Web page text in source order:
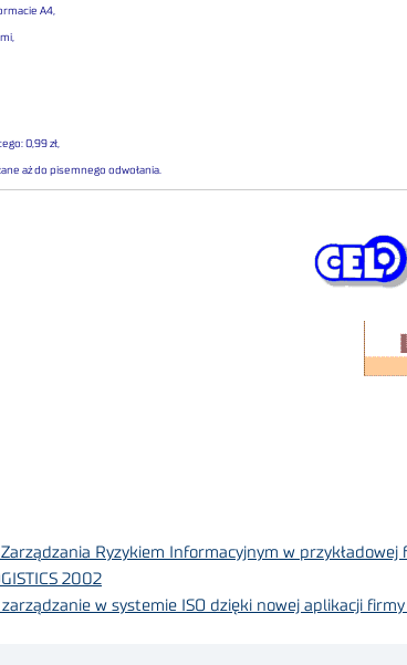
A4,
0,99 zł,
aż do pisemnego odwołania.
Zarządzania Ryzykiem Informacyjnym w przykładowej
2002
w systemie ISO dzięki nowej aplikacji